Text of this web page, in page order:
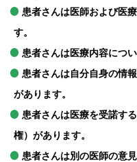
患者さんは医師および医
す。
患者さんは医療内容につ
患者さんは自分自身の情
があります。
患者さんは医療を受諾す
権）があります。
患者さんは別の医師の意